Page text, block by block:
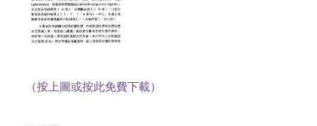
（按上圖或按此免費下載）